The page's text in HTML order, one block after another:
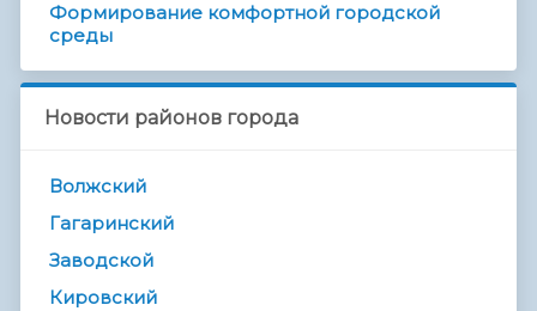
Формирование комфортной городской
среды
Новости районов города
Волжский
Гагаринский
Заводской
Кировский